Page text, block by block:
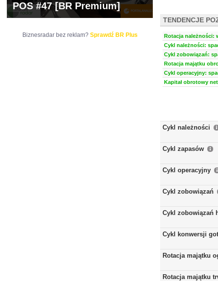
TENDENCJE
Rotacja należności:
Cykl należności:
Cykl zobowiązań:
Rotacja majątku
Cykl operacyjny:
Kapitał obrotowy
Cykl należności
Cykl zapasów
Cykl operacyjny
Cykl zobowiązań
Cykl zobowiązań
Cykl konwersji
Rotacja majątku
Rotacja majątku
POS #47 [BR Premium]
Biznesradar bez reklam? Sprawdź BR Plus